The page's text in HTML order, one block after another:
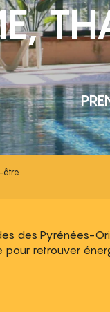
être
des Pyrénées-
pour retrouver
favoris